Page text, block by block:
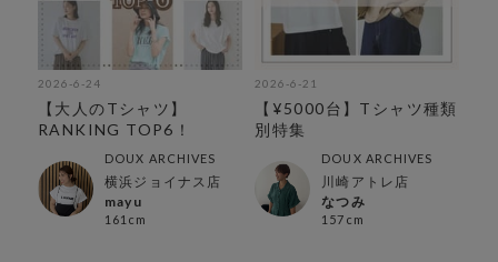
2026-6-24
【大人のTシャツ】
RANKING TOP6！
DOUX ARCHIVES
横浜ジョイナス店
mayu
161cm
2026-6-21
【¥5000台】Tシャツ種類
別特集
DOUX ARCHIVES
川崎アトレ店
なつみ
157cm